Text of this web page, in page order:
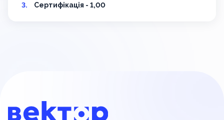
Сертифікація - 1,00